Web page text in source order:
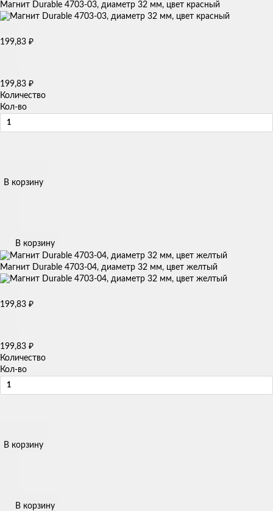
Магнит Durable 4703-03, диаметр 32 мм, цвет красный
199,83 ₽
199,83 ₽
Количество
Кол-во
В корзину
В корзину
Магнит Durable 4703-04, диаметр 32 мм, цвет желтый
199,83 ₽
199,83 ₽
Количество
Кол-во
В корзину
В корзину